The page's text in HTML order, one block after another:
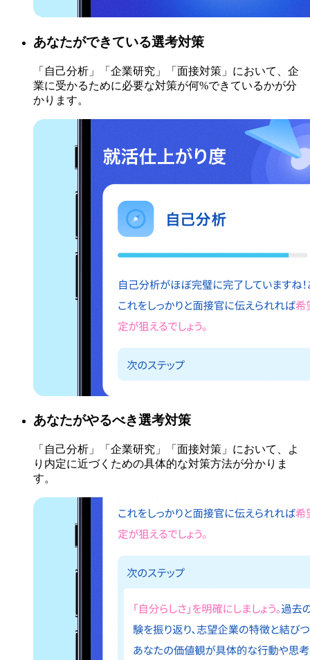
あなたができている選考対策
「自己分析」「企業研究」「面接対策」において、企
業に受かるために必要な対策が何%できているかが分
かります。
あなたがやるべき選考対策
「自己分析」「企業研究」「面接対策」において、よ
り内定に近づくための具体的な対策方法が分かりま
す。